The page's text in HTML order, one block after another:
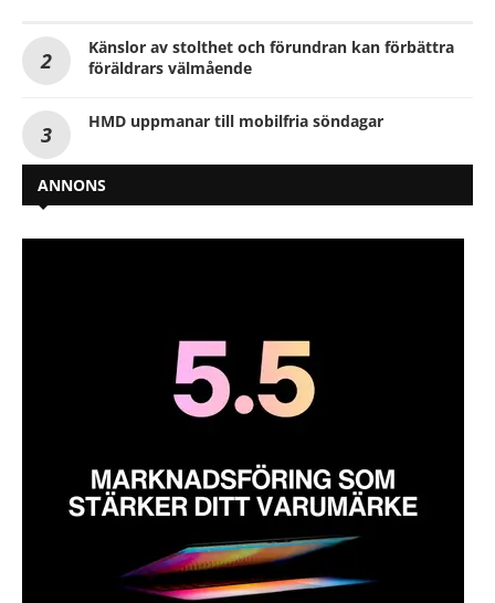
Känslor av stolthet och förundran kan förbättra
föräldrars välmående
HMD uppmanar till mobilfria söndagar
ANNONS